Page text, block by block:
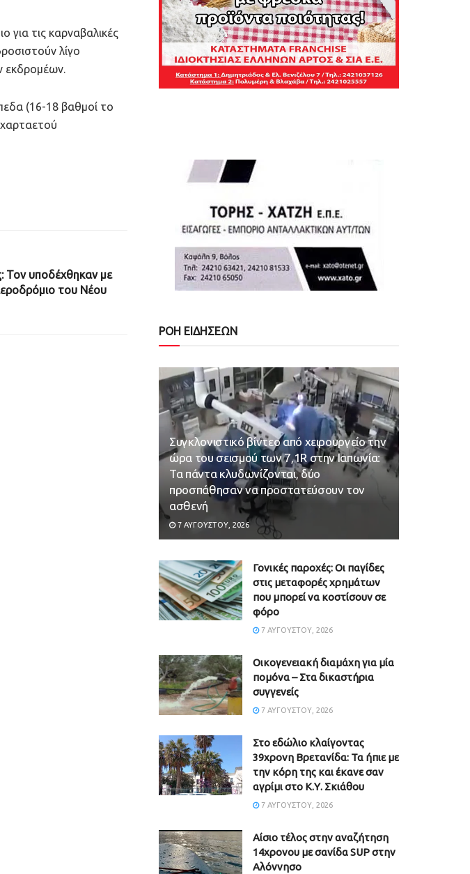
για τις καρναβαλικές
λίγο
εκδρομέων.
(16-18 βαθμοί το
Τον υποδέχθηκαν με
του Νέου
ΡΟΗ ΕΙΔΗΣΕΩΝ
Συγκλονιστικό βίντεο από χειρουργείο την
ώρα του σεισμού των 7,1R στην Ιαπωνία:
Τα πάντα κλυδωνίζονται, δύο
προσπάθησαν να προστατεύσουν τον
ασθενή
7 ΑΥΓΟΎΣΤΟΥ, 2026
Γονικές παροχές: Οι παγίδες
στις μεταφορές χρημάτων
που μπορεί να κοστίσουν σε
φόρο
7 ΑΥΓΟΎΣΤΟΥ, 2026
Οικογενειακή διαμάχη για μία
πομόνα – Στα δικαστήρια
συγγενείς
7 ΑΥΓΟΎΣΤΟΥ, 2026
Στο εδώλιο κλαίγοντας
39χρονη Βρετανίδα: Τα ήπιε με
την κόρη της και έκανε σαν
αγρίμι στο Κ.Υ. Σκιάθου
7 ΑΥΓΟΎΣΤΟΥ, 2026
Αίσιο τέλος στην αναζήτηση
14χρονου με σανίδα SUP στην
Αλόννησο